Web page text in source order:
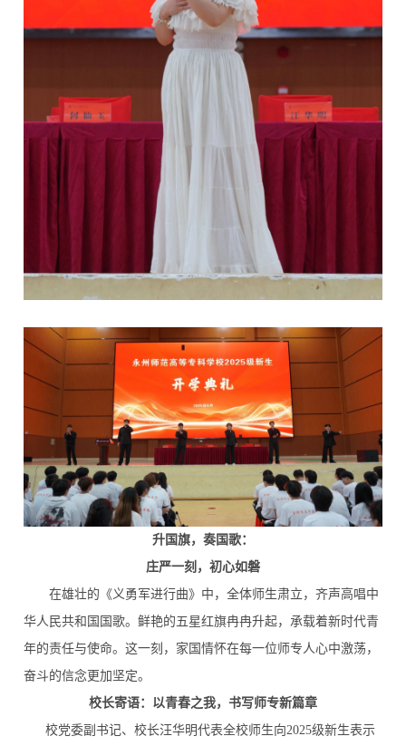
升国旗，奏国歌：
庄严一刻，初心如磐
在雄壮的《义勇军进行曲》中，全体师生肃立，齐声高唱中
华人民共和国国歌。鲜艳的五星红旗冉冉升起，承载着新时代青
年的责任与使命。这一刻，家国情怀在每一位师专人心中激荡，
奋斗的信念更加坚定。
校长寄语：以青春之我，书写师专新篇章
校党委副书记、校长汪华明代表全校师生向2025级新生表示